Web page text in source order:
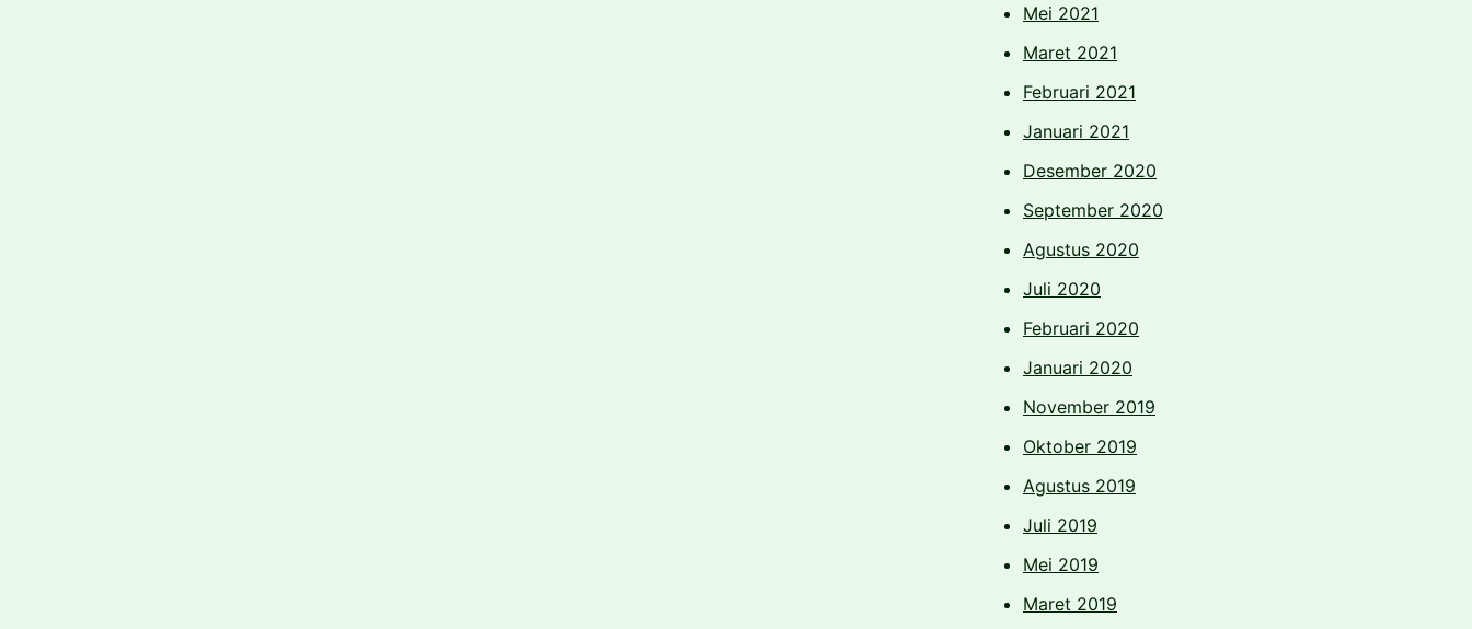
Mei 2021
Maret 2021
Februari 2021
Januari 2021
Desember 2020
September 2020
Agustus 2020
Juli 2020
Februari 2020
Januari 2020
November 2019
Oktober 2019
Agustus 2019
Juli 2019
Mei 2019
Maret 2019